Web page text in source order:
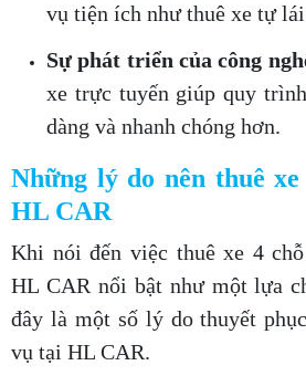
vụ tiện ích như thuê xe tự
Sự phát triển của công
xe trực tuyến giúp quy
dàng và nhanh chóng hơn.
Những lý do nên thuê
HL CAR
Khi nói đến việc thuê xe 4
HL CAR nổi bật như một lựa
đây là một số lý do thuyết
vụ tại HL CAR.